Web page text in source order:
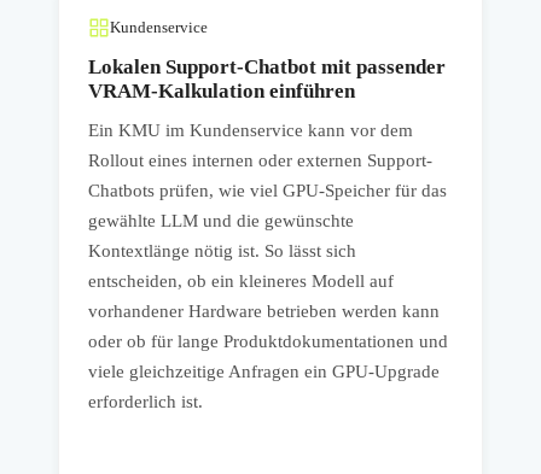
Kundenservice
Lokalen Support-Chatbot mit passender
VRAM-Kalkulation einführen
Ein KMU im Kundenservice kann vor dem
Rollout eines internen oder externen Support-
Chatbots prüfen, wie viel GPU-Speicher für das
gewählte LLM und die gewünschte
Kontextlänge nötig ist. So lässt sich
entscheiden, ob ein kleineres Modell auf
vorhandener Hardware betrieben werden kann
oder ob für lange Produktdokumentationen und
viele gleichzeitige Anfragen ein GPU-Upgrade
erforderlich ist.